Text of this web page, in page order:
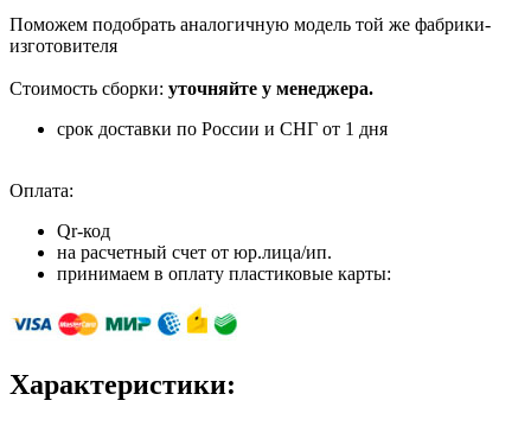
Поможем подобрать аналогичную модель той же фабрики-
изготовителя
Стоимость сборки: уточняйте у менеджера.
срок доставки по России и СНГ от 1 дня
Оплата:
Qr-код
на расчетный счет от юр.лица/ип.
принимаем в оплату пластиковые карты:
Характеристики: